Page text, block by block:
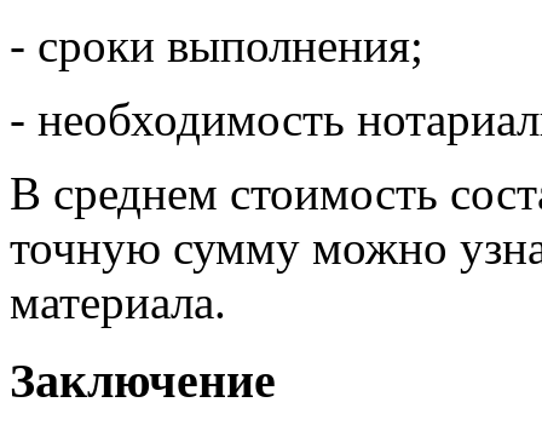
- сроки выполнения;
- необходимость
В среднем стоимость
точную сумму можно
материала.
Заключение